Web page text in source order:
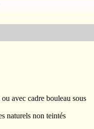
avec cadre bouleau sous
naturels non teintés